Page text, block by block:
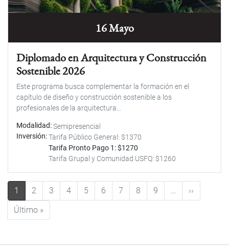
16 Mayo
Diplomado en Arquitectura y Construcción
Sostenible 2026
Este programa busca complementar la formación en el
capítulo de diseño y construcción sostenible a los
profesionales de la arquitectura...
Modalidad Semipresencial
Inversión Tarifa Público General: $1370
Tarifa Pronto Pago 1: $1270
Tarifa Grupal y Comunidad USFQ: $1260
Paginación
1 2 3 4 5 6 7 8 9 ››
Último »Última página